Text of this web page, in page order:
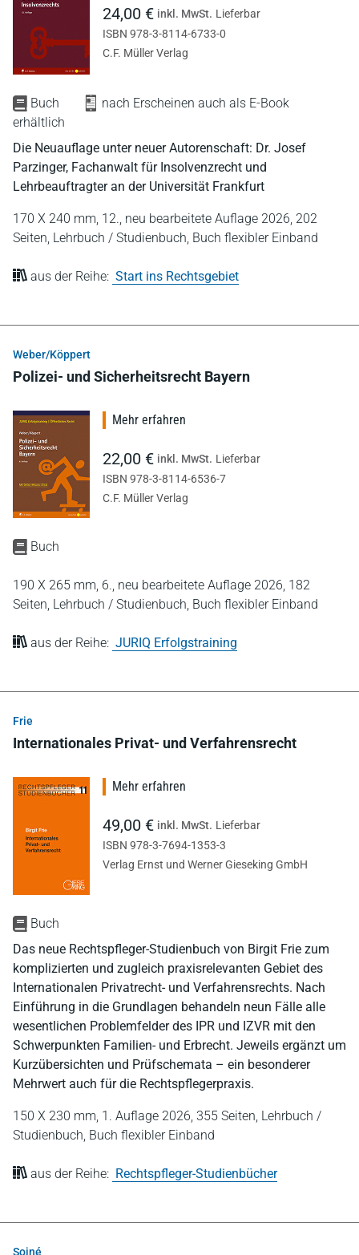
Buch
nach Erscheinen auch als E-Book
erhältlich
Die Neuauflage unter neuer Autorenschaft: Dr. Josef
Parzinger, Fachanwalt für Insolvenzrecht und
Lehrbeauftragter an der Universität Frankfurt
170 X 240 mm, 12., neu bearbeitete Auflage 2026, 202
Seiten, Lehrbuch / Studienbuch, Buch flexibler Einband
aus der Reihe: Start ins Rechtsgebiet
24,00 € inkl. MwSt. Lieferbar
ISBN 978-3-8114-6733-0
C.F. Müller Verlag
Weber/Köppert
Polizei- und Sicherheitsrecht Bayern
Buch
190 X 265 mm, 6., neu bearbeitete Auflage 2026, 182
Seiten, Lehrbuch / Studienbuch, Buch flexibler Einband
aus der Reihe: JURIQ Erfolgstraining
Mehr erfahren
22,00 € inkl. MwSt. Lieferbar
ISBN 978-3-8114-6536-7
C.F. Müller Verlag
Frie
Internationales Privat- und Verfahrensrecht
Buch
Das neue Rechtspfleger-Studienbuch von Birgit Frie zum
komplizierten und zugleich praxisrelevanten Gebiet des
Internationalen Privatrecht- und Verfahrensrechts. Nach
Einführung in die Grundlagen behandeln neun Fälle alle
wesentlichen Problemfelder des IPR und IZVR mit den
Schwerpunkten Familien- und Erbrecht. Jeweils ergänzt um
Kurzübersichten und Prüfschemata – ein besonderer
Mehrwert auch für die Rechtspflegerpraxis.
150 X 230 mm, 1. Auflage 2026, 355 Seiten, Lehrbuch /
Studienbuch, Buch flexibler Einband
aus der Reihe: Rechtspfleger-Studienbücher
Mehr erfahren
49,00 € inkl. MwSt. Lieferbar
ISBN 978-3-7694-1353-3
Verlag Ernst und Werner Gieseking GmbH
Soiné